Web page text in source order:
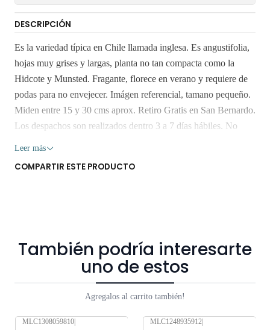
DESCRIPCIÓN
Es la variedad típica en Chile llamada inglesa. Es angustifolia,
hojas muy grises y largas, planta no tan compacta como la
Hidcote y Munsted. Fragante, florece en verano y requiere de
podas para no envejecer. Imágen referencial, tamano pequeño.
Miden entre 15 y 30 cms aprox. Retiro Gratis en San Bernardo.
Los despachos son realizados dentro 3 a 7 días hábiles. No
exposición al sol, pueden verse afectados seriamente.
Leer más
COMPARTIR ESTE PRODUCTO
También podría interesarte
uno de estos
Agregalos al carrito también!
MLC1308059810 MLC1248935912